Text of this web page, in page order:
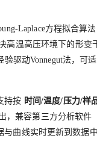
Laplace方程拟合算
高温高压环境下的形变
验驱动Vonnegut法，
持按 时间/温度/压力/样
，兼容第三方分析软件
曲线实时更新到数据